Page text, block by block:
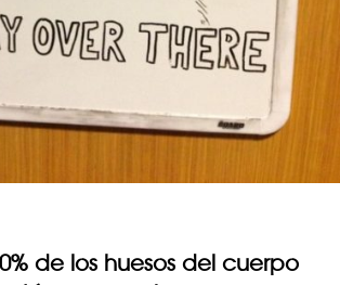
de los huesos del cuerpo